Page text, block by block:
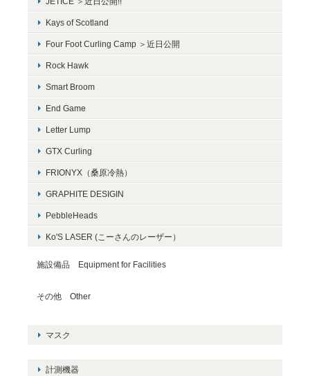
Kays of Scotland
Four Foot Curling Camp ＞近日公開
Rock Hawk
Smart Broom
End Game
Letter Lump
GTX Curling
FRIONYX（桑原冷熱）
GRAPHITE DESIGIN
PebbleHeads
Ko'S LASER (こーさんのレーザー）
施設備品 Equipment for Facilities
その他 Other
マスク
計測機器